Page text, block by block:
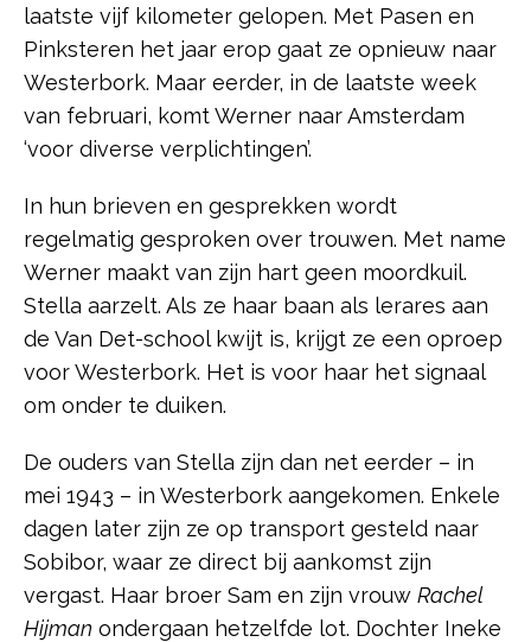
laatste vijf kilometer gelopen. Met Pasen en
Pinksteren het jaar erop gaat ze opnieuw naar
Westerbork. Maar eerder, in de laatste week
van februari, komt Werner naar Amsterdam
‘voor diverse verplichtingen’.
In hun brieven en gesprekken wordt
regelmatig gesproken over trouwen. Met name
Werner maakt van zijn hart geen moordkuil.
Stella aarzelt. Als ze haar baan als lerares aan
de Van Det-school kwijt is, krijgt ze een oproep
voor Westerbork. Het is voor haar het signaal
om onder te duiken.
De ouders van Stella zijn dan net eerder – in
mei 1943 – in Westerbork aangekomen. Enkele
dagen later zijn ze op transport gesteld naar
Sobibor, waar ze direct bij aankomst zijn
vergast. Haar broer Sam en zijn vrouw Rachel
Hijman ondergaan hetzelfde lot. Dochter Ineke